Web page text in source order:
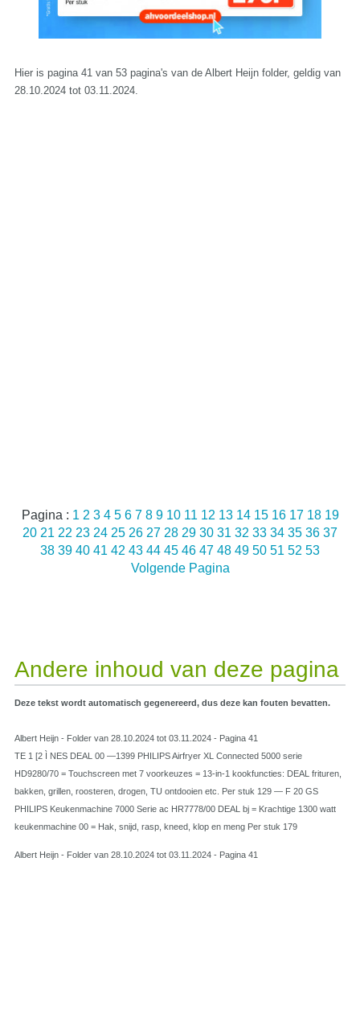
Hier is pagina 41 van 53 pagina's van de Albert Heijn folder, geldig van
28.10.2024 tot 03.11.2024.
Pagina : 1 2 3 4 5 6 7 8 9 10 11 12 13 14 15 16 17 18 19
20 21 22 23 24 25 26 27 28 29 30 31 32 33 34 35 36 37
38 39 40 41 42 43 44 45 46 47 48 49 50 51 52 53
Volgende Pagina
Andere inhoud van deze pagina
Deze tekst wordt automatisch gegenereerd, dus deze kan fouten bevatten.
Albert Heijn - Folder van 28.10.2024 tot 03.11.2024 - Pagina 41
TE 1 [2 Ì NES DEAL 00 —1399 PHILIPS Airfryer XL Connected 5000 serie
HD9280/70 = Touchscreen met 7 voorkeuzes = 13-in-1 kookfuncties: DEAL frituren,
bakken, grillen, roosteren, drogen, TU ontdooien etc. Per stuk 129 — F 20 GS
PHILIPS Keukenmachine 7000 Serie ac HR7778/00 DEAL bj = Krachtige 1300 watt
keukenmachine 00 = Hak, snijd, rasp, kneed, klop en meng Per stuk 179
Albert Heijn - Folder van 28.10.2024 tot 03.11.2024 - Pagina 41